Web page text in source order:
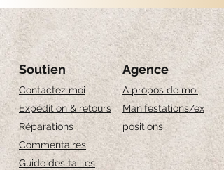
Soutien
Contactez moi
Expédition & retours
Réparations
Commentaires
Guide des tailles
Agence
A propos de moi
Manifestations/ex
positions